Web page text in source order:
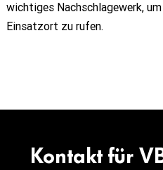
wichtiges Nachschlagewerk,
Einsatzort zu rufen.
Kontakt für